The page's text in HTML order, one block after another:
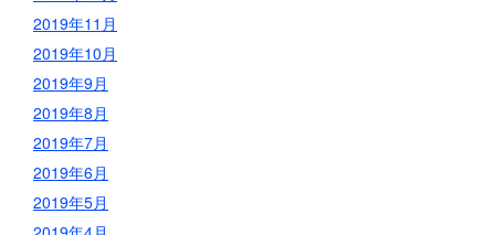
2019年11月
2019年10月
2019年9月
2019年8月
2019年7月
2019年6月
2019年5月